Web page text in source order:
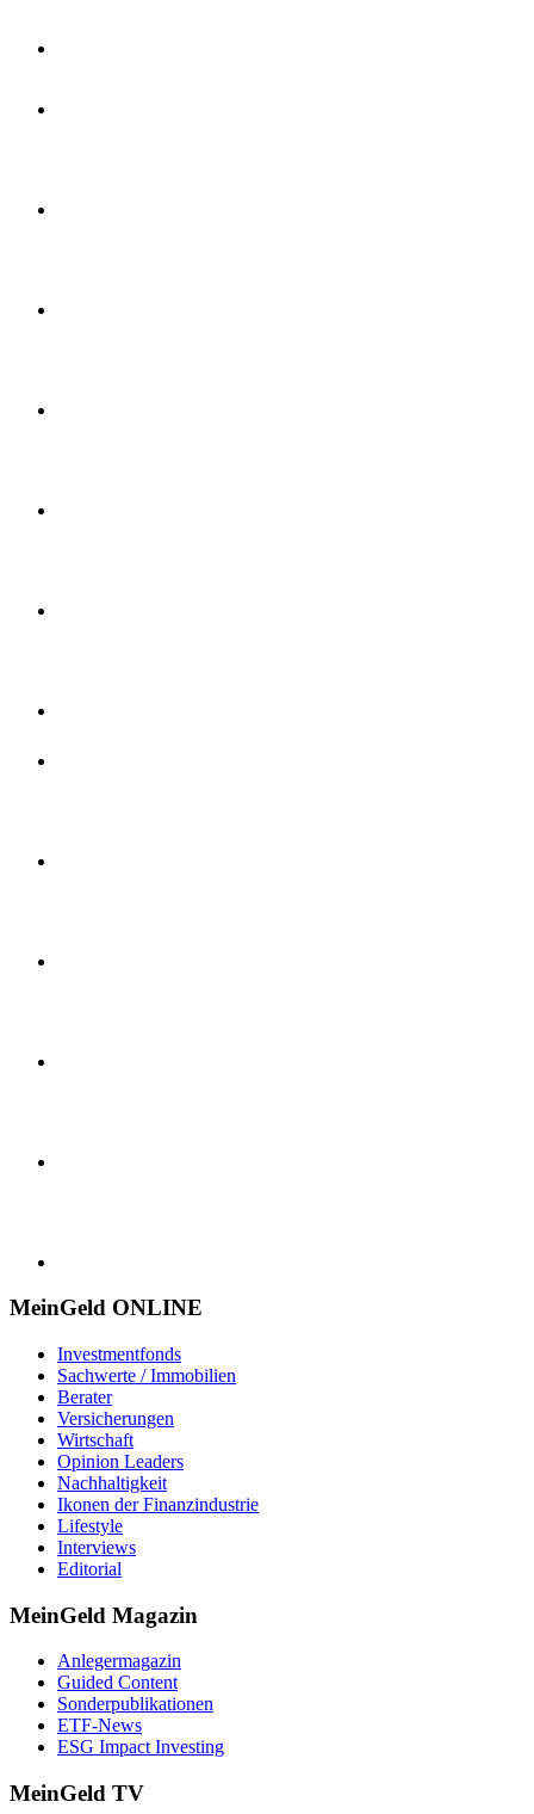
MeinGeld ONLINE
Investmentfonds
Sachwerte / Immobilien
Berater
Versicherungen
Wirtschaft
Opinion Leaders
Nachhaltigkeit
Ikonen der Finanzindustrie
Lifestyle
Interviews
Editorial
MeinGeld Magazin
Anlegermagazin
Guided Content
Sonderpublikationen
ETF-News
ESG Impact Investing
MeinGeld TV